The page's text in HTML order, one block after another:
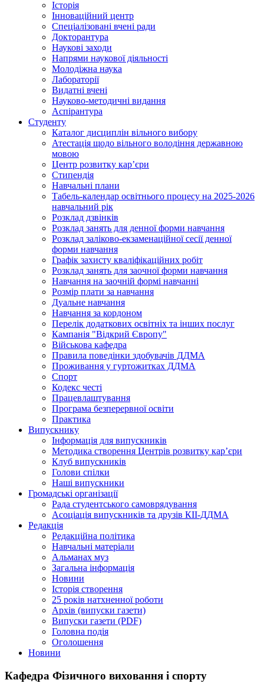
Історія
Інноваційний центр
Спеціалізовані вчені ради
Докторантура
Наукові заходи
Напрями наукової діяльності
Молодіжна наука
Лабораторії
Видатні вчені
Науково-методичні видання
Аспірантура
Студенту
Каталог дисциплін вільного вибору
Атестація щодо вільного володіння державною
мовою
Центр розвитку кар’єри
Стипендія
Навчальні плани
Табель-календар освітнього процесу на 2025-2026
навчальний рік
Розклад дзвінків
Розклад занять для денної форми навчання
Розклад заліково-екзаменаційної сесії денної
форми навчання
Графік захисту кваліфікаційних робіт
Розклад занять для заочної форми навчання
Навчання на заочній формі навчанні
Розмір плати за навчання
Дуальне навчання
Навчання за кордоном
Перелік додаткових освітніх та інших послуг
Кампанія "Відкрий Європу"
Військова кафедра
Правила поведінки здобувачів ДДМА
Проживання у гуртожитках ДДМА
Спорт
Кодекс честі
Працевлаштування
Програма безперервної освіти
Практика
Випускнику
Інформація для випускників
Методика створення Центрів розвитку кар’єри
Клуб випускників
Голови спілки
Наші випускники
Громадські організації
Рада студентського самоврядування
Асоціація випускників та друзів КІІ-ДДМА
Редакція
Редакційна політика
Навчальні матеріали
Альманах муз
Загальна інформація
Новини
Історія створення
25 років натхненної роботи
Архів (випуски газети)
Випуски газети (PDF)
Головна подія
Оголошення
Новини
Кафедра Фізичного виховання і спорту